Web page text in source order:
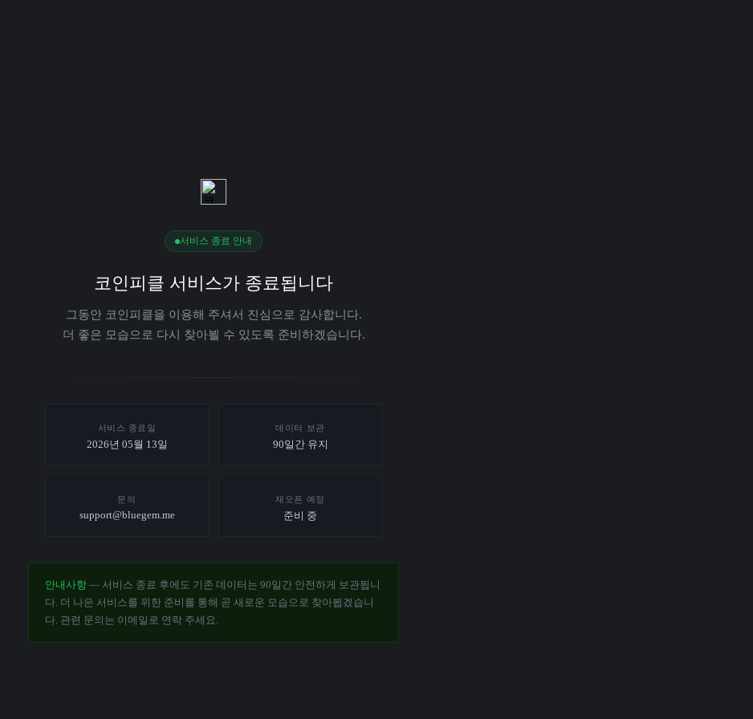
서비스 종료 안내
코인피클 서비스가 종료됩니다
그동안 코인피클을 이용해 주셔서 진심으로 감사합니다.
더 좋은 모습으로 다시 찾아뵐 수 있도록 준비하겠습니다.
서비스 종료일
2026년 05월 13일
데이터 보관
90일간 유지
문의
support@bluegem.me
재오픈 예정
준비 중
안내사항 — 서비스 종료 후에도 기존 데이터는 90일간 안전하게 보관됩니
다. 더 나은 서비스를 위한 준비를 통해 곧 새로운 모습으로 찾아뵙겠습니
다. 관련 문의는 이메일로 연락 주세요.